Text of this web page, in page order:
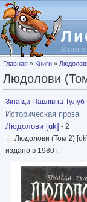
Перейти к основному
Много
Вы здесь
Главная » Книги »
Людолови
Зiнаїда Павлівна Тулуб
Историческая проза
Людолови [uk] - 2
Людолови (Том 2)
издано в 1980 г.